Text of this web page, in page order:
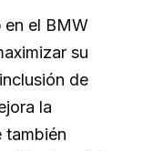
en el BMW
su
de
la
también